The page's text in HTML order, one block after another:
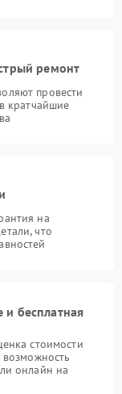
ремонт
провести
кратчайшие
на
что
и бесплатная
стоимости
возможность
онлайн на